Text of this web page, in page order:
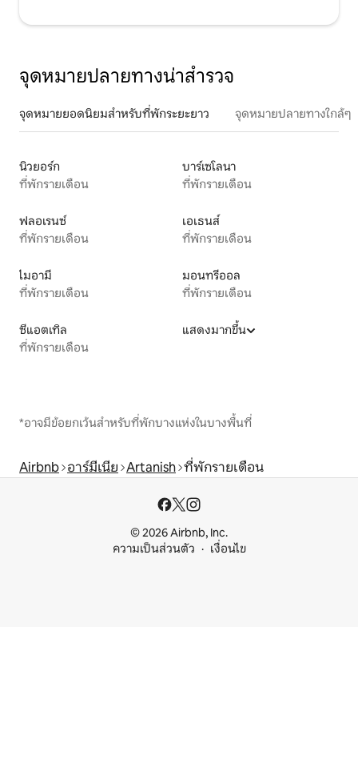
จุดหมายปลายทางน่าสำรวจ
จุดหมายยอดนิยมสำหรับที่พักระยะยาว จุดหมายปลายทางใกล้ๆ
นิวยอร์ก
ที่พักรายเดือน
บาร์เซโลนา
ที่พักรายเดือน
ฟลอเรนซ์
ที่พักรายเดือน
เอเธนส์
ที่พักรายเดือน
ไมอามี
ที่พักรายเดือน
มอนทรีออล
ที่พักรายเดือน
ซีแอตเทิล
ที่พักรายเดือน
แสดงมากขึ้น
*อาจมีข้อยกเว้นสำหรับที่พักบางแห่งในบางพื้นที่
Airbnb อาร์มีเนีย Artanish ที่พักรายเดือน
© 2026 Airbnb, Inc.
ความเป็นส่วนตัว
เงื่อนไข